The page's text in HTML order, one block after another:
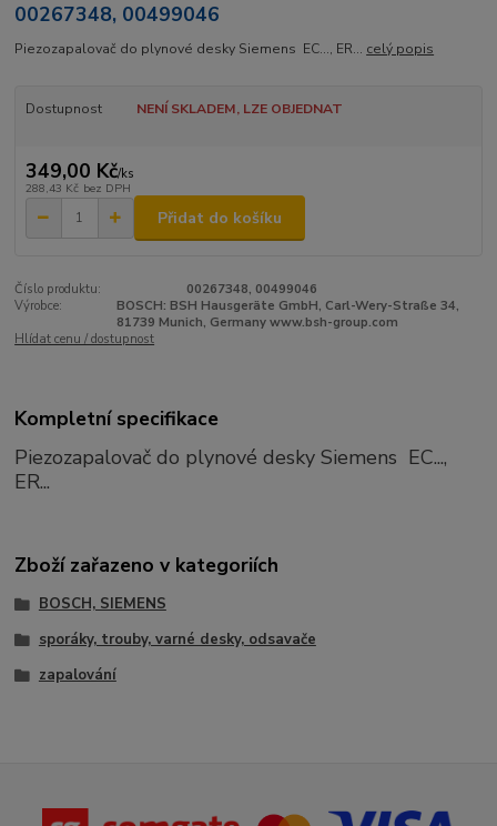
00267348, 00499046
Piezozapalovač do plynové desky Siemens EC..., ER... celý popis
Dostupnost NENÍ SKLADEM, LZE OBJEDNAT
349,00 Kč/ks
288,43 Kč bez DPH
Přidat do košíku
Číslo produktu:
00267348, 00499046
Výrobce:
BOSCH: BSH Hausgeräte GmbH, Carl-Wery-Straße 34,
81739 Munich, Germany www.bsh-group.com
Hlídat cenu / dostupnost
Kompletní specifikace
Piezozapalovač do plynové desky Siemens EC...,
ER...
Zboží zařazeno v kategoriích
BOSCH, SIEMENS
sporáky, trouby, varné desky, odsavače
zapalování